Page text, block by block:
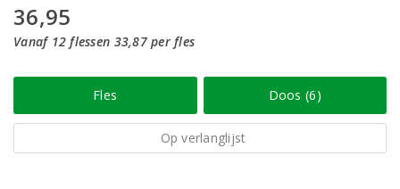
36,95
Vanaf 12 flessen 33,87 per fles
Fles Doos (6)
Op verlanglijst